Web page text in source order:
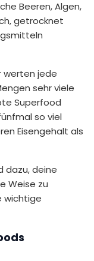
Beeren, Algen,
getrocknet
werten jede
sehr viele
Superfood
so viel
Eisengehalt als
dazu, deine
Weise zu
wichtige